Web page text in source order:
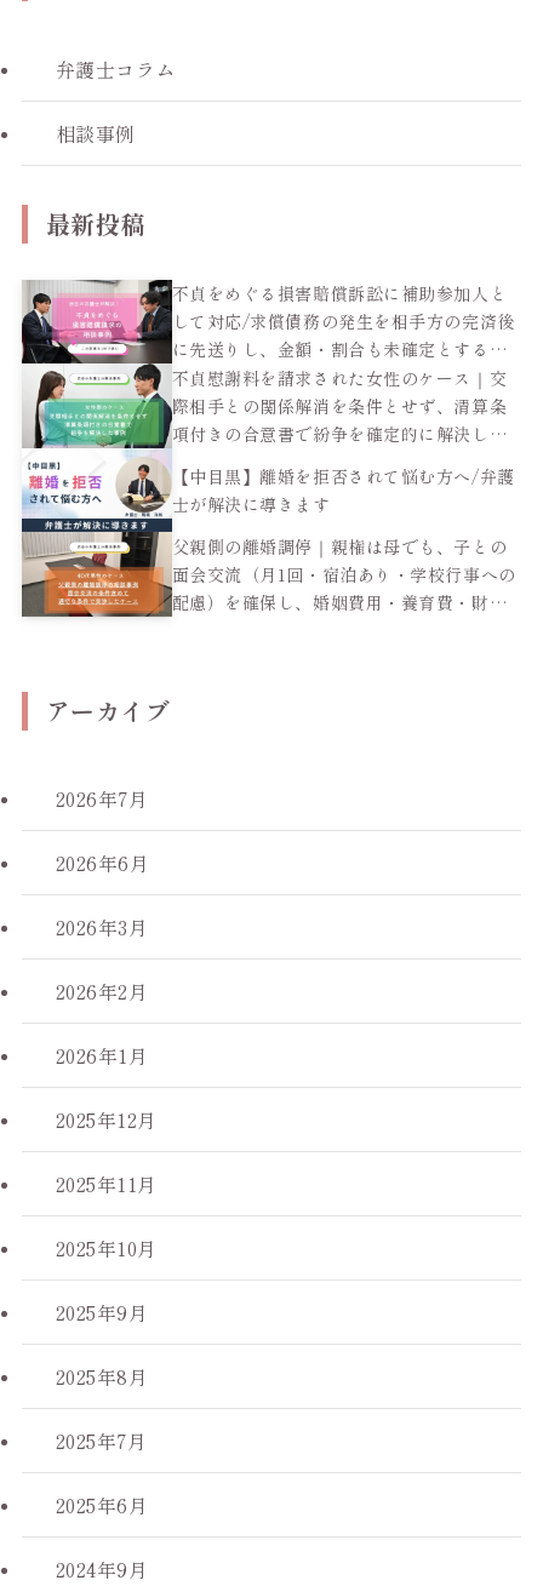
弁護士コラム
相談事例
最新投稿
不貞をめぐる損害賠償訴訟に補助参加人と
して対応/求償債務の発生を相手方の完済後
に先送りし、金額・割合も未確定とする和
解で依頼者の負担を抑えた男性のケース
不貞慰謝料を請求された女性のケース｜交
際相手との関係解消を条件とせず、清算条
項付きの合意書で紛争を確定的に解決した
【中目黒】離婚を拒否されて悩む方へ/弁護
士が解決に導きます
父親側の離婚調停｜親権は母でも、子との
面会交流（月1回・宿泊あり・学校行事への
配慮）を確保し、婚姻費用・養育費・財産
アーカイブ
2026年7月
2026年6月
2026年3月
2026年2月
2026年1月
2025年12月
2025年11月
2025年10月
2025年9月
2025年8月
2025年7月
2025年6月
2024年9月